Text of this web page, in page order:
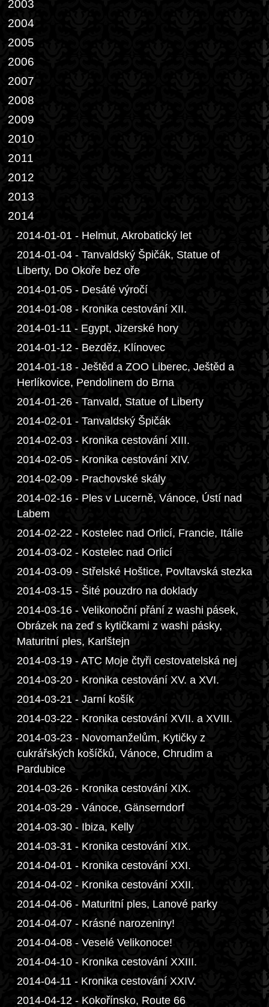
2003
2004
2005
2006
2007
2008
2009
2010
2011
2012
2013
2014
2014-01-01 - Helmut, Akrobatický let
2014-01-04 - Tanvaldský Špičák, Statue of
Liberty, Do Okoře bez oře
2014-01-05 - Desáté výročí
2014-01-08 - Kronika cestování XII.
2014-01-11 - Egypt, Jizerské hory
2014-01-12 - Bezděz, Klínovec
2014-01-18 - Ještěd a ZOO Liberec, Ještěd a
Herlíkovice, Pendolinem do Brna
2014-01-26 - Tanvald, Statue of Liberty
2014-02-01 - Tanvaldský Špičák
2014-02-03 - Kronika cestování XIII.
2014-02-05 - Kronika cestování XIV.
2014-02-09 - Prachovské skály
2014-02-16 - Ples v Lucerně, Vánoce, Ústí nad
Labem
2014-02-22 - Kostelec nad Orlicí, Francie, Itálie
2014-03-02 - Kostelec nad Orlicí
2014-03-09 - Střelské Hoštice, Povltavská stezka
2014-03-15 - Šité pouzdro na doklady
2014-03-16 - Velikonoční přání z washi pásek,
Obrázek na zeď s kytičkami z washi pásky,
Maturitní ples, Karlštejn
2014-03-19 - ATC Moje čtyři cestovatelská nej
2014-03-20 - Kronika cestování XV. a XVI.
2014-03-21 - Jarní košík
2014-03-22 - Kronika cestování XVII. a XVIII.
2014-03-23 - Novomanželům, Kytičky z
cukrářských košíčků, Vánoce, Chrudim a
Pardubice
2014-03-26 - Kronika cestování XIX.
2014-03-29 - Vánoce, Gänserndorf
2014-03-30 - Ibiza, Kelly
2014-03-31 - Kronika cestování XIX.
2014-04-01 - Kronika cestování XXI.
2014-04-02 - Kronika cestování XXII.
2014-04-06 - Maturitní ples, Lanové parky
2014-04-07 - Krásné narozeniny!
2014-04-08 - Veselé Velikonoce!
2014-04-10 - Kronika cestování XXIII.
2014-04-11 - Kronika cestování XXIV.
2014-04-12 - Kokořínsko, Route 66